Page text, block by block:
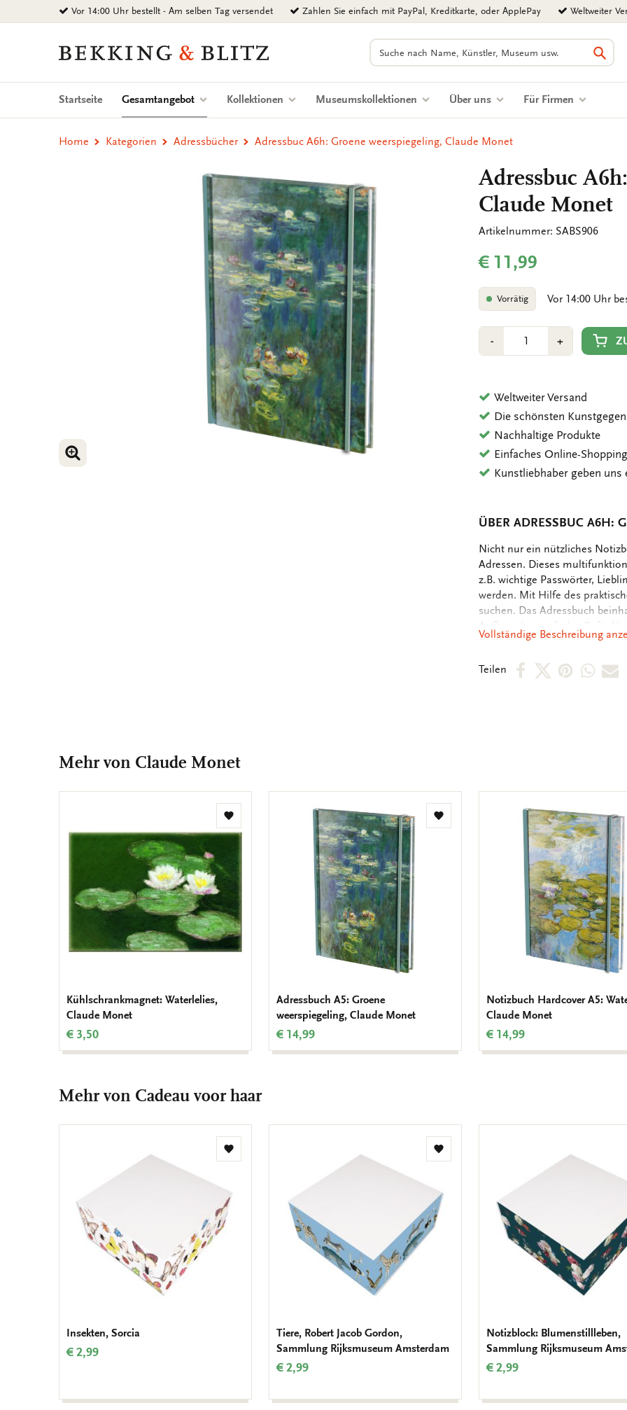
zum
Vor 14:00 Uhr bestellt - Am selben Tag versendet Zahlen Sie einfach mit PayPal, Kreditkarte, oder ApplePay Weltweiter
Bekking
Blitz
Uitgevers
Suchen
Startseite Gesamtangebot (current)Kollektionen Museumskollektionen Über uns Für Firmen
Home Kategorien Adressbücher Adressbuc A6h: Groene weerspiegeling, Claude Monet
BILD VERGRÖSSERN
Adressbuc
Claude Monet
Artikelnummer: SABS906
€ 11,99
Vorrätig Vor 14:00 Uhr
-Min
1
+Plus
1
Weltweiter Versand
Die schönsten
Nachhaltige Produkte
Einfaches Online-Shopping
Kunstliebhaber geben uns
ÜBER ADRESSBUC A6H:
OMSCHRIJVING
Nicht nur ein nützliches
Adressen. Dieses
z.B. wichtige Passwörter,
werden. Mit Hilfe des
suchen. Das Adressbuch
Aufbewahrungsfach z.B. für
kompakten Formates einfach
Vollständige Beschreibung
Teilen
Per Per Per Per
Mehr von Claude Monet
Zur
Wunschliste
Kühlschrankmagnet: Waterlelies,
Claude Monet
€ 3,50
Zur
Adressbuch A5: Groene
weerspiegeling, Claude Monet
€ 14,99
Notizbuch Hardcover A5:
Claude Monet
€ 14,99
Mehr von Cadeau voor haar
Zur
Insekten, Sorcia
€ 2,99
Zur
Tiere, Robert Jacob Gordon,
Sammlung Rijksmuseum Amsterdam
€ 2,99
Notizblock: Blumenstillleben,
Sammlung Rijksmuseum
€ 2,99